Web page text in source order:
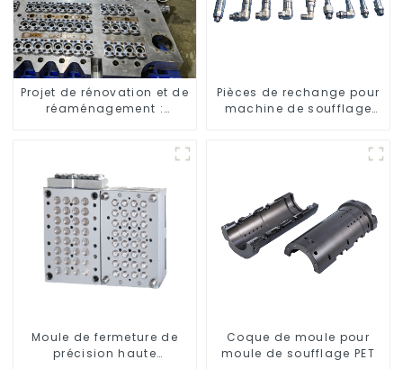
Projet de rénovation et de
réaménagement :
Pièces de rechange pour
machine de soufflage
Moule de fermeture de
précision haute
Coque de moule pour
moule de soufflage PET